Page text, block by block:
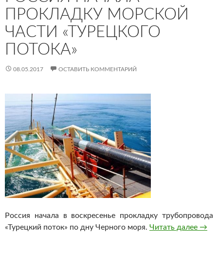
ПРОКЛАДКУ МОРСКОЙ
ЧАСТИ «ТУРЕЦКОГО
ПОТОКА»
08.05.2017 ОСТАВИТЬ КОММЕНТАРИЙ
Россия начала в воскресенье прокладку трубопровода
«Турецкий поток» по дну Черного моря. Читать далее →